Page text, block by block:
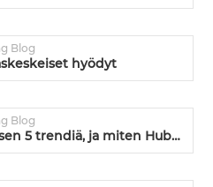
Blog
hyödyt
Blog
Myynnin johtamisen 5 trendiä, ja miten HubSpot vastaa niihin